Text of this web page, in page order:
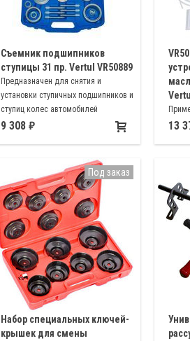
Съемник подшипников
ступицы 31 пр. Vertul VR50889
Предназначен для снятия и
установки ступичных подшипников и
ступиц колес автомобилей
Volkswagen, Audi, Opel, Mercedes,
Nissan, Austin Maestro
9 308
Vertul
АКПП
13
Набор специальных ключей-
крышек для смены
Под заказ